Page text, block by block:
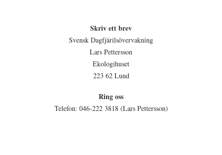
Skriv ett brev
Svensk Dagfjärilsövervakning
Lars Pettersson
Ekologihuset
223 62 Lund
Ring oss
Telefon: 046-222 3818 (Lars Pettersson)